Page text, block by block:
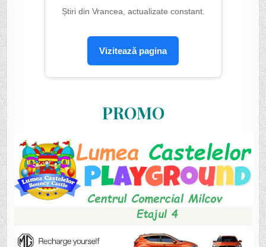
Știri din Vrancea, actualizate constant.
Vizitează pagina
PROMO